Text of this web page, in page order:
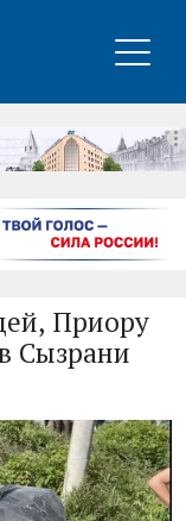
Приору
Сызрани